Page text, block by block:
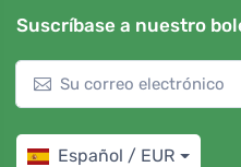
Suscríbase a nuestro
Español / EUR